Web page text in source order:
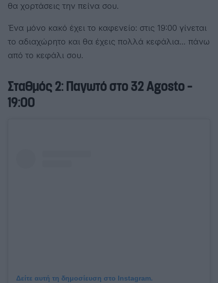
θα χορτάσεις την πείνα σου.
Ένα μόνο κακό έχει το καφενείο: στις 19:00 γίνεται
το αδιαχώρητο και θα έχεις πολλά κεφάλια… πάνω
από το κεφάλι σου.
Σταθμός 2: Παγωτό στο 32 Agosto –
19:00
Δείτε αυτή τη δημοσίευση στο Instagram.